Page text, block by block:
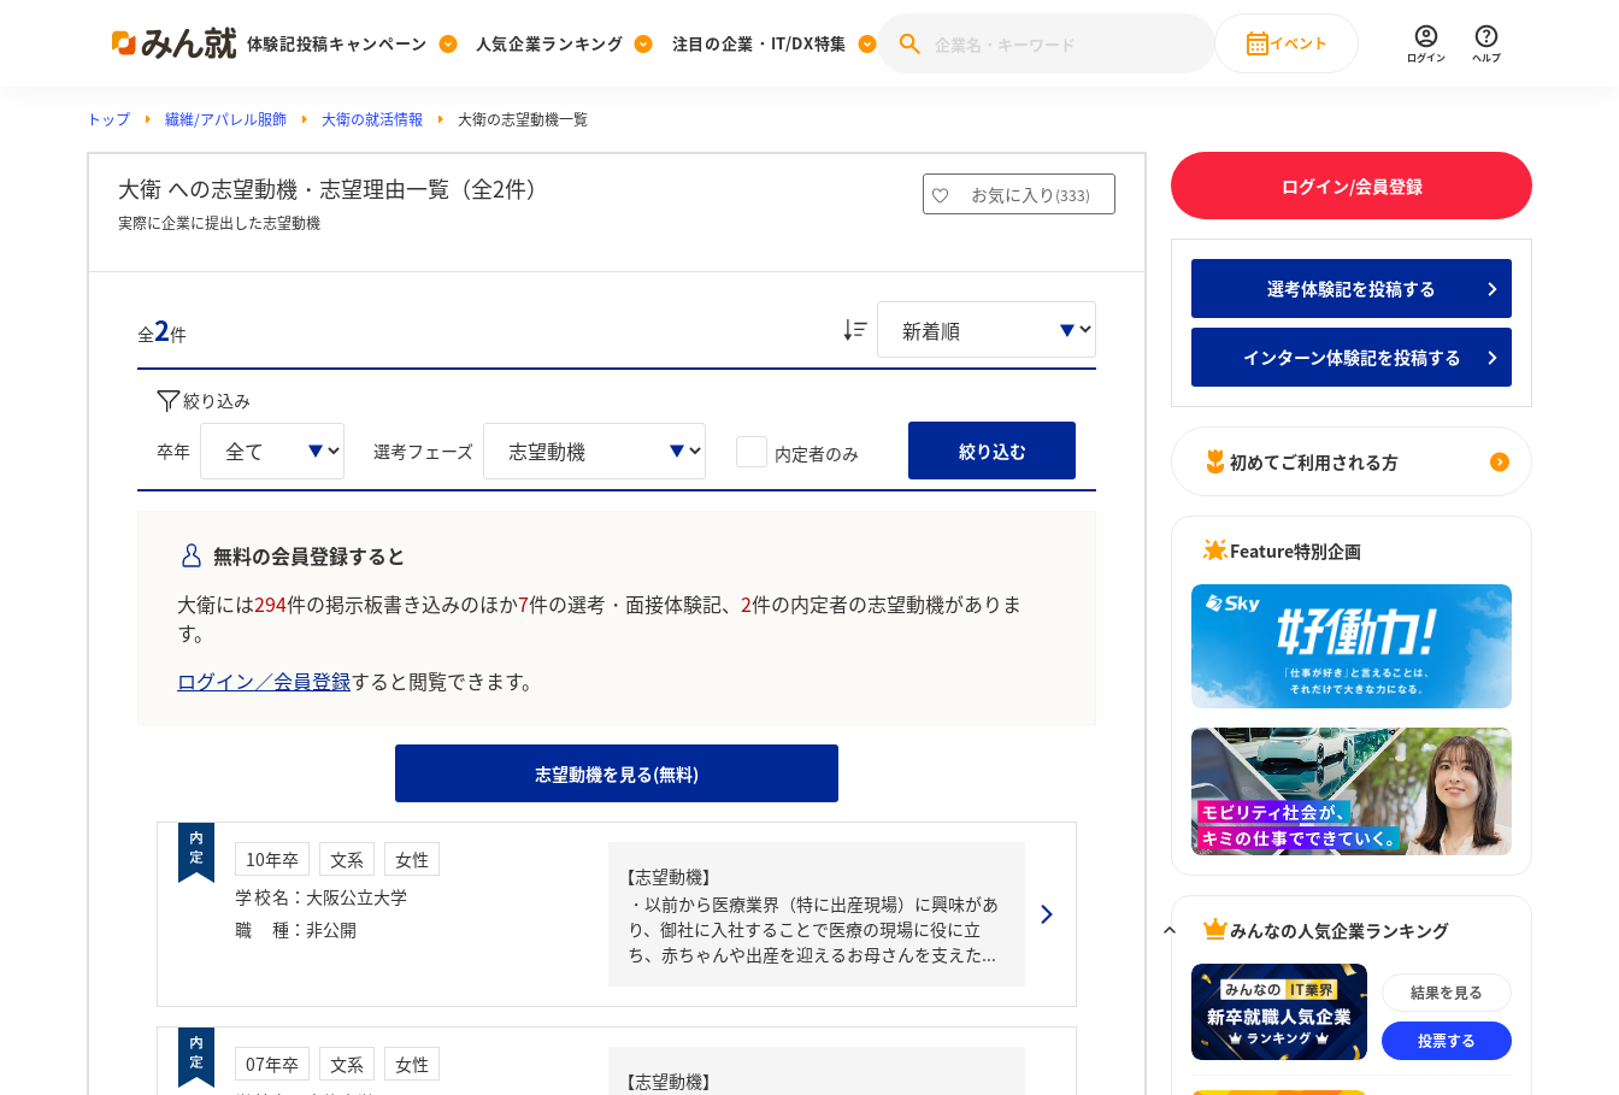
体験記投稿キャンペーン
Post
投稿する
[27卒] 本選考体験記投稿キャンペーン
人気企業ランキング
Ranking
ランキングを見る
Vote みんなの新卒就職人気企業ランキング みんなのインターン人気企業ランキ
注目の企業・IT/DX特集
PickUp
注目の企業特集
28卒 IT・DX現場社員インタビュー
イベント
直近のイベント一覧
ログイン ヘルプ
トップ 繊維/アパレル服飾 大衛の就活情報 大衛の志望動機一覧
大衛 への志望動機・志望理由一覧（全2件） お気に入り (333)
実際に企業に提出した志望動機
全2件
絞り込み
卒年 選考フェーズ 内定者のみ 絞り込む
無料の会員登録すると
大衛には294件の掲示板書き込みのほか7件の選考・面接体験記、 2件の内定者の志望動機がありま
す。
ログイン／会員登録すると閲覧できます。
志望動機を見る(無料)
10年卒 文系
女性
学校名 ： 大阪公立大学
職種 ： 非公開
【志望動機】
・以前から医療業界（特に出産現場）に興味があ
り、御社に入社することで医療の現場に役に立
ち、赤ちゃんや出産を迎えるお母さんを支えた...
07年卒 文系
女性
【志望動機】
ログイン/会員登録
選考体験記を投稿する
インターン体験記を投稿する
初めてご利用される方
Feature特別企画
みんなの人気企業ランキング
結果を見る
投票する